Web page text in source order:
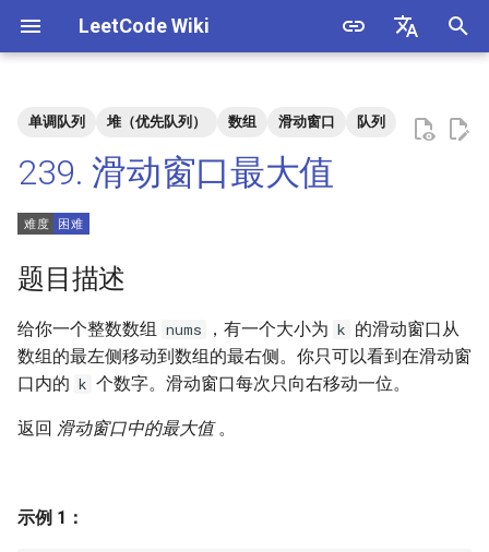
LeetCode Wiki
中文
始
化
搜
引
擎
堆）
方法二：单调队列
7. 重建二叉树
9. 用两个栈实现队列
10.2. 青蛙跳台阶问题
数
4. 只出现一次的数字
5. 单词长度的最大乘积
6. 排序数组中两个数字之和
1.5. 一次编辑
1.6. 字符串压缩
1.8. 零矩阵
单调队列 堆（优先队列） 数组 滑动窗口 队列
239. 滑动窗口最大值
题目描述
给你一个整数数组 nums ，有一个大小为 k 的滑动窗口从
数组的最左侧移动到数组的最右侧。你只可以看到在滑动窗
口内的 k 个数字。滑动窗口每次只向右移动一位。
返回 滑动窗口中的最大值。
示例 1：